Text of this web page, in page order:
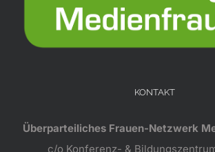
KONTAKT
Überparteiliches Frauen-Netzwerk
c/o Konferenz- &